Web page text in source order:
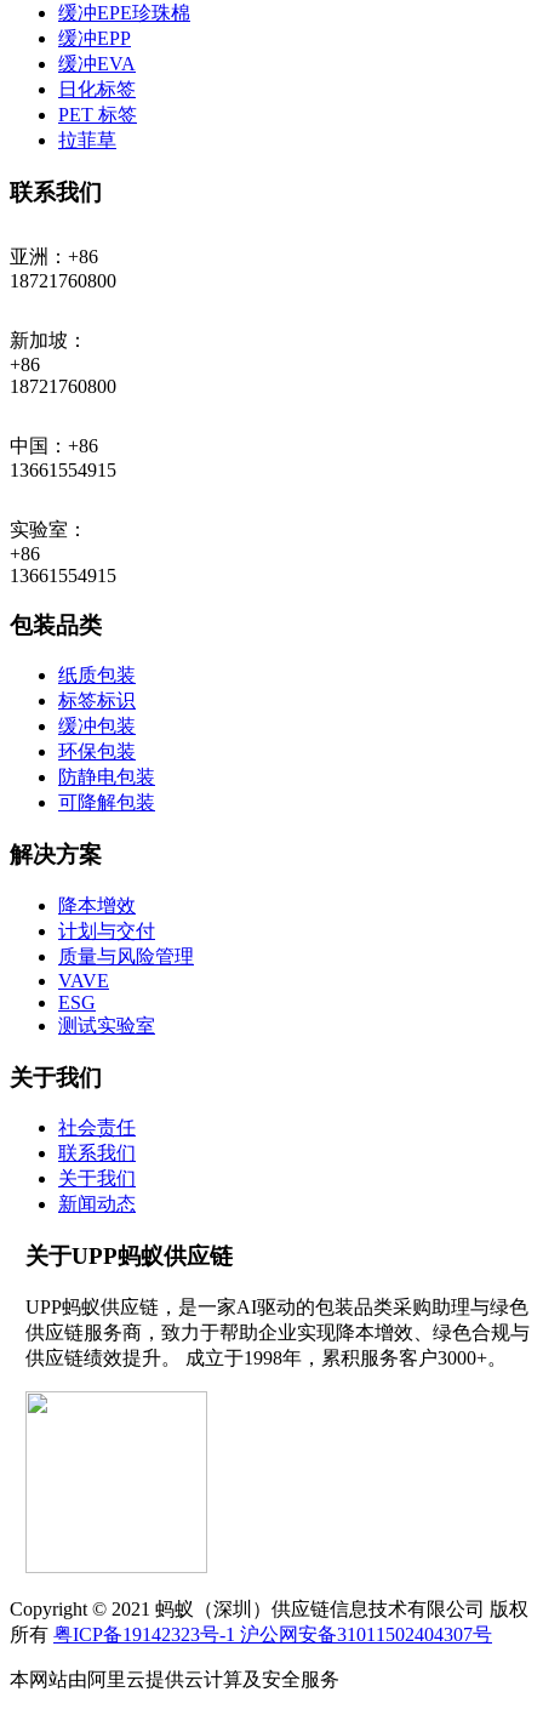
缓冲EPE珍珠棉
缓冲EPP
缓冲EVA
日化标签
PET 标签
拉菲草
联系我们
亚洲：+86
18721760800
新加坡：
+86
18721760800
中国：+86
13661554915
实验室：
+86
13661554915
包装品类
纸质包装
标签标识
缓冲包装
环保包装
防静电包装
可降解包装
解决方案
降本增效
计划与交付
质量与风险管理
VAVE
ESG
测试实验室
关于我们
社会责任
联系我们
关于我们
新闻动态
关于UPP蚂蚁供应链
UPP蚂蚁供应链，是一家AI驱动的包装品类采购助理与绿色
供应链服务商，致力于帮助企业实现降本增效、绿色合规与
供应链绩效提升。 成立于1998年，累积服务客户3000+。
Copyright © 2021 蚂蚁（深圳）供应链信息技术有限公司 版权
所有 粤ICP备19142323号-1 沪公网安备31011502404307号
本网站由阿里云提供云计算及安全服务